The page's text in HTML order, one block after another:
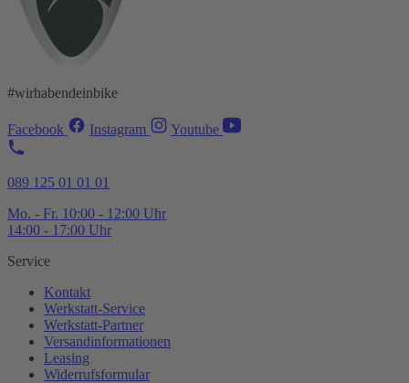
#wirhabendeinbike
Facebook Instagram Youtube
089 125 01 01 01
Mo. - Fr. 10:00 - 12:00 Uhr
14:00 - 17:00 Uhr
Service
Kontakt
Werkstatt-Service
Werkstatt-Partner
Versandinformationen
Leasing
Widerrufsformular